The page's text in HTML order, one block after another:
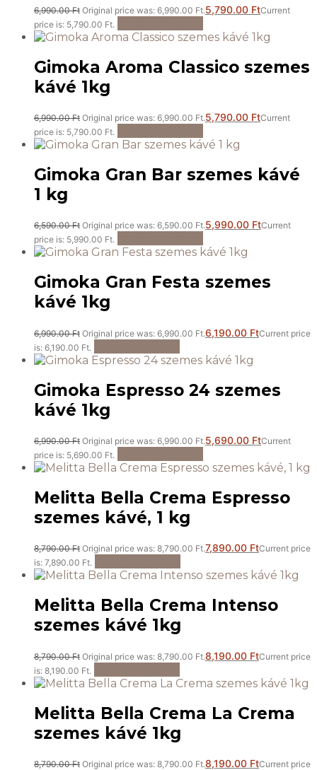
6,990.00Ft Original price was: 6,990.00 Ft.5,790.00 FtCurrent
price is: 5,790.00 Ft.
Gimoka Aroma Classico szemes
kávé 1kg
6,990.00Ft Original price was: 6,990.00 Ft.5,790.00 FtCurrent
price is: 5,790.00 Ft.
Gimoka Gran Bar szemes kávé
1 kg
6,590.00Ft Original price was: 6,590.00 Ft.5,990.00 FtCurrent
price is: 5,990.00 Ft.
Gimoka Gran Festa szemes
kávé 1kg
6,990.00Ft Original price was: 6,990.00 Ft.6,190.00 FtCurrent price
is: 6,190.00 Ft.
Gimoka Espresso 24 szemes
kávé 1kg
6,990.00Ft Original price was: 6,990.00 Ft.5,690.00 FtCurrent
price is: 5,690.00 Ft.
Melitta Bella Crema Espresso
szemes kávé, 1 kg
8,790.00Ft Original price was: 8,790.00 Ft.7,890.00 FtCurrent price
is: 7,890.00 Ft.
Melitta Bella Crema Intenso
szemes kávé 1kg
8,790.00Ft Original price was: 8,790.00 Ft.8,190.00 FtCurrent price
is: 8,190.00 Ft.
Melitta Bella Crema La Crema
szemes kávé 1kg
8,790.00Ft Original price was: 8,790.00 Ft.8,190.00 FtCurrent price